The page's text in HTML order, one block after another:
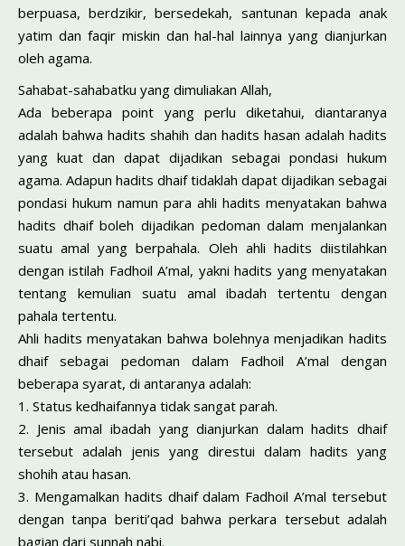
berpuasa, berdzikir, bersedekah, santunan kepada anak
yatim dan faqir miskin dan hal-hal lainnya yang dianjurkan
oleh agama.
Sahabat-sahabatku yang dimuliakan Allah,
Ada beberapa point yang perlu diketahui, diantaranya
adalah bahwa hadits shahih dan hadits hasan adalah hadits
yang kuat dan dapat dijadikan sebagai pondasi hukum
agama. Adapun hadits dhaif tidaklah dapat dijadikan sebagai
pondasi hukum namun para ahli hadits menyatakan bahwa
hadits dhaif boleh dijadikan pedoman dalam menjalankan
suatu amal yang berpahala. Oleh ahli hadits diistilahkan
dengan istilah Fadhoil A’mal, yakni hadits yang menyatakan
tentang kemulian suatu amal ibadah tertentu dengan
pahala tertentu.
Ahli hadits menyatakan bahwa bolehnya menjadikan hadits
dhaif sebagai pedoman dalam Fadhoil A’mal dengan
beberapa syarat, di antaranya adalah:
1. Status kedhaifannya tidak sangat parah.
2. Jenis amal ibadah yang dianjurkan dalam hadits dhaif
tersebut adalah jenis yang direstui dalam hadits yang
shohih atau hasan.
3. Mengamalkan hadits dhaif dalam Fadhoil A’mal tersebut
dengan tanpa beriti’qad bahwa perkara tersebut adalah
bagian dari sunnah nabi.